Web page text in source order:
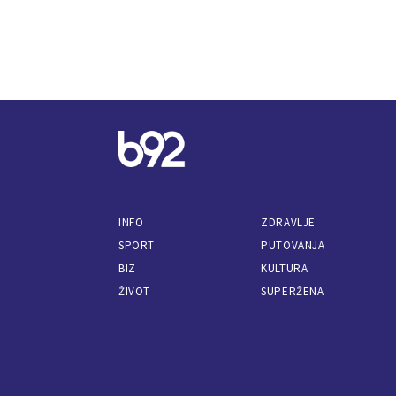
INFO
SPORT
BIZ
ŽIVOT
ZDRAVLJE
PUTOVANJA
KULTURA
SUPERŽENA